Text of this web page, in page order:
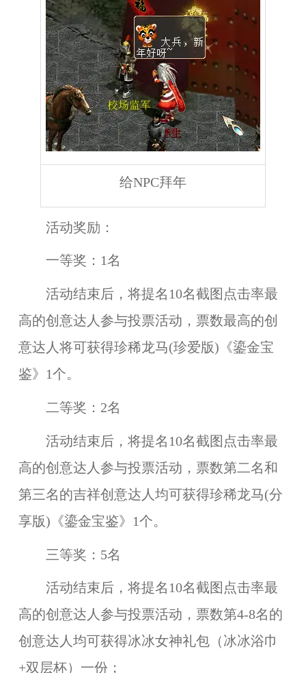
给NPC拜年
活动奖励：
一等奖 ： 1名
活动结束后，将提名10名截图点击率最
高的创意达人参与投票活动，票数最高的创
意达人将可获得珍稀龙马(珍爱版)《鎏金宝
鉴》
1个。
二等奖： 2名
活动结束后，将提名10名截图点击率最
高的创意达人参与投票活动，票数第二名和
第三名的吉祥创意达人均可获得珍稀龙马(分
享版)《鎏金宝鉴》
1个。
三等奖： 5名
活动结束后，将提名10名截图点击率最
高的创意达人参与投票活动，票数第4-8名的
创意达人均可获得冰冰女神礼包（冰冰浴巾
+双层杯） 一份；